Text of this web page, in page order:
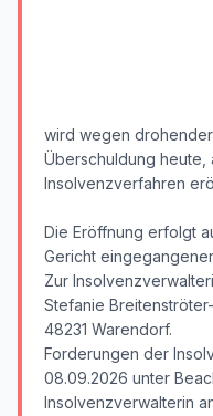
wird wegen
Überschuldung heute,
Insolvenzverfahren
Die Eröffnung erfolgt
Gericht
Zur
Stefanie
48231 Warendorf.
Forderungen der
08.09.2026 unter
Insolvenzverwalterin